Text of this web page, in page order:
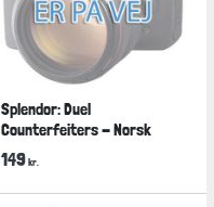
Splendor: Duel
Counterfeiters - Norsk
149kr.